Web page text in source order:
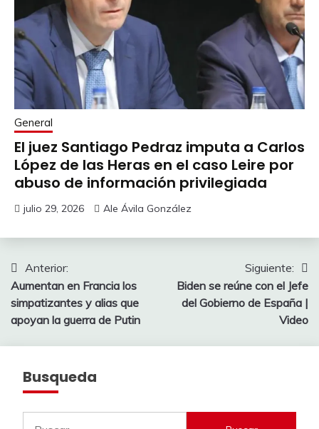
General
El juez Santiago Pedraz imputa a Carlos
López de las Heras en el caso Leire por
abuso de información privilegiada
julio 29, 2026 Ale Ávila González
Navegación
de
entradas
Anterior:
Aumentan en Francia los
simpatizantes y alias que
apoyan la guerra de Putin
Siguiente:
Biden se reúne con el Jefe
del Gobierno de España |
Video
Busqueda